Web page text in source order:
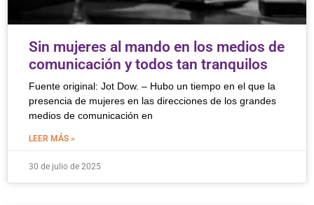
Sin mujeres al mando en los medios de
comunicación y todos tan tranquilos
Fuente original: Jot Dow. – Hubo un tiempo en el que la
presencia de mujeres en las direcciones de los grandes
medios de comunicación en
LEER MÁS »
30 de julio de 2025